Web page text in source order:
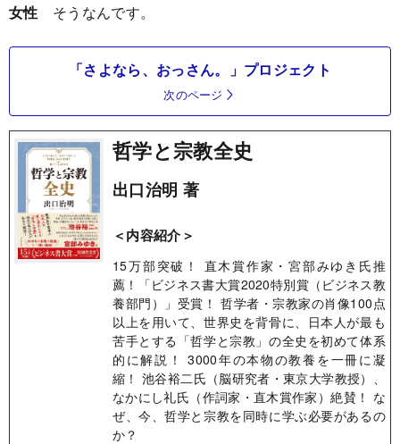
女性 そうなんです。
「さよなら、おっさん。」プロジェクト
次のページ
哲学と宗教全史
出口治明 著
＜内容紹介＞
15万部突破！ 直木賞作家・宮部みゆき氏推
薦！「ビジネス書大賞2020特別賞（ビジネス教
養部門）」受賞！ 哲学者・宗教家の肖像100点
以上を用いて、世界史を背骨に、日本人が最も
苦手とする「哲学と宗教」の全史を初めて体系
的に解説！ 3000年の本物の教養を一冊に凝
縮！ 池谷裕二氏（脳研究者・東京大学教授）、
なかにし礼氏（作詞家・直木賞作家）絶賛！ な
ぜ、今、哲学と宗教を同時に学ぶ必要があるの
か？